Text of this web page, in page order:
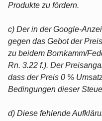
Produkte zu fördern.
c) Der in der Google-
gegen das Gebot der
zu beidem Bornkamm/
Rn. 3.22 f.). Der
dass der Preis 0 %
Bedingungen dieser
d) Diese fehlende